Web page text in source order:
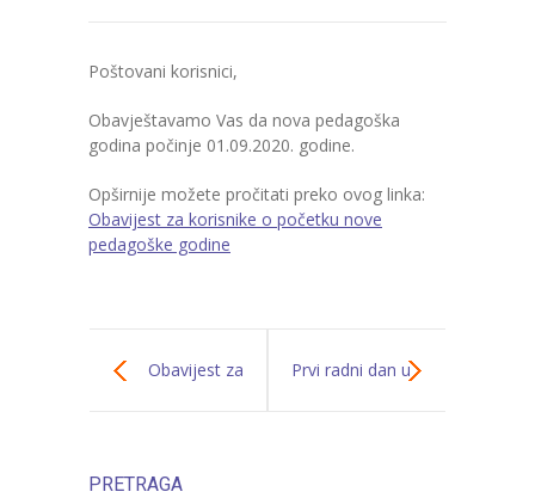
-- Dokumenti
-- COVID-19 Procedure
---- Plan javnih nabavki
---- Nabavka usluga iz anexa II dio B
Edukacije
Poštovani korisnici,
Obavještavamo Vas da nova pedagoška
godina počinje 01.09.2020. godine.
Opširnije možete pročitati preko ovog linka:
Obavijest za korisnike o početku nove
pedagoške godine
Obavijest za Prvi radni dan u
PRETRAGA